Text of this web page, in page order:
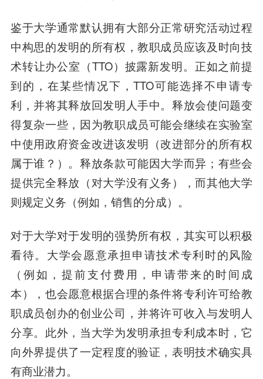
鉴于大学通常默认拥有大部分正常研究活动过程
中构思的发明的所有权，教职成员应该及时向技
术转让办公室（TTO）披露新发明。正如之前提
到的，在某些情况下，TTO可能选择不申请专
利，并将其释放回发明人手中。释放会使问题变
得复杂一些，因为教职成员可能会继续在实验室
中使用政府资金改进该发明（改进部分的所有权
属于谁？）。释放条款可能因大学而异；有些会
提供完全释放（对大学没有义务），而其他大学
则规定义务（例如，销售的分成）。
对于大学对于发明的强势所有权，其实可以积极
看待。大学会愿意承担申请技术专利时的风险
（例如，提前支付费用，申请带来的时间成
本），也会愿意根据合理的条件将专利许可给教
职成员创办的创业公司，并将许可收入与发明人
分享。此外，当大学为发明承担专利成本时，它
向外界提供了一定程度的验证，表明技术确实具
有商业潜力。